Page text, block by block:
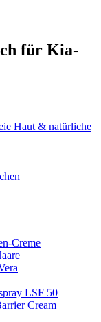
für Kia-
Haut & natürliche
Creme
LSF 50
Cream